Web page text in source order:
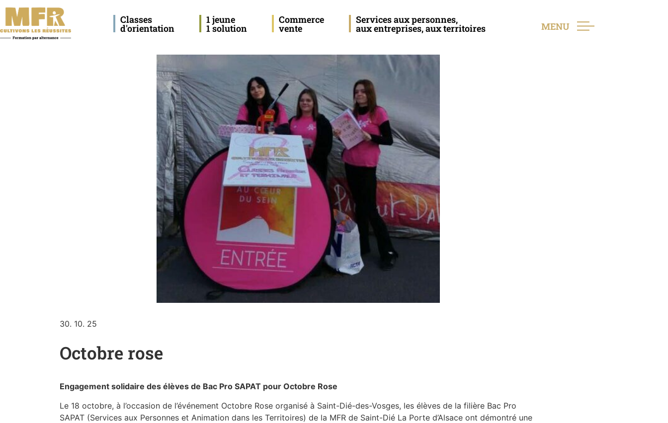
Classes
d'orientation
1 jeune
1 solution
Commerce
vente
Services aux personnes,
aux entreprises, aux territoires MENU
30. 10. 25
Octobre rose
Engagement solidaire des élèves de Bac Pro SAPAT pour Octobre Rose
Le 18 octobre, à l’occasion de l’événement Octobre Rose organisé à Saint-Dié-des-Vosges, les élèves de la filière Bac Pro
SAPAT (Services aux Personnes et Animation dans les Territoires) de la MFR de Saint-Dié La Porte d’Alsace ont démontré une